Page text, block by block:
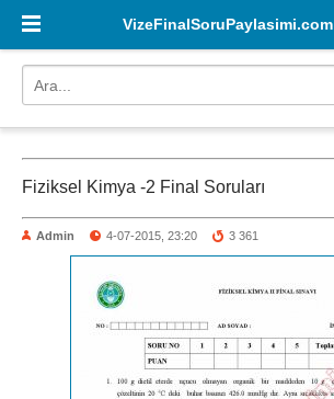
VizeFinalSoruPaylasimi.com
Fiziksel Kimya -2 Final Soruları
Admin 4-07-2015, 23:20 3 361